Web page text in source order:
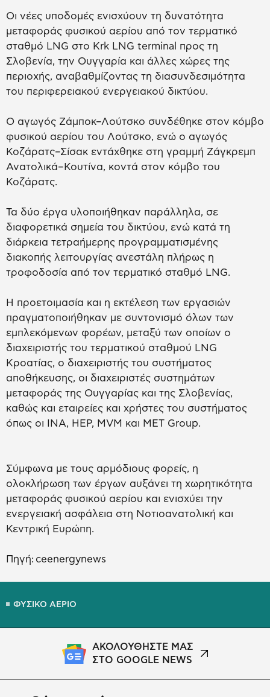
Οι νέες υποδομές ενισχύουν τη δυνατότητα
μεταφοράς φυσικού αερίου από τον τερματικό
σταθμό LNG στο Krk LNG terminal προς τη
Σλοβενία, την Ουγγαρία και άλλες χώρες της
περιοχής, αναβαθμίζοντας τη διασυνδεσιμότητα
του περιφερειακού ενεργειακού δικτύου.
Ο αγωγός Ζάμποκ–Λούτσκο συνδέθηκε στον κόμβο
φυσικού αερίου του Λούτσκο, ενώ ο αγωγός
Κοζάρατς–Σίσακ εντάχθηκε στη γραμμή Ζάγκρεμπ
Ανατολικά–Κουτίνα, κοντά στον κόμβο του
Κοζάρατς.
Τα δύο έργα υλοποιήθηκαν παράλληλα, σε
διαφορετικά σημεία του δικτύου, ενώ κατά τη
διάρκεια τετραήμερης προγραμματισμένης
διακοπής λειτουργίας ανεστάλη πλήρως η
τροφοδοσία από τον τερματικό σταθμό LNG.
Η προετοιμασία και η εκτέλεση των εργασιών
πραγματοποιήθηκαν με συντονισμό όλων των
εμπλεκόμενων φορέων, μεταξύ των οποίων ο
διαχειριστής του τερματικού σταθμού LNG
Κροατίας, ο διαχειριστής του συστήματος
αποθήκευσης, οι διαχειριστές συστημάτων
μεταφοράς της Ουγγαρίας και της Σλοβενίας,
καθώς και εταιρείες και χρήστες του συστήματος
όπως οι INA, HEP, MVM και MET Group.
Σύμφωνα με τους αρμόδιους φορείς, η
ολοκλήρωση των έργων αυξάνει τη χωρητικότητα
μεταφοράς φυσικού αερίου και ενισχύει την
ενεργειακή ασφάλεια στη Νοτιοανατολική και
Κεντρική Ευρώπη.
Πηγή: ceenergynews
ΦΥΣΙΚΟ ΑΕΡΙΟ
ΑΚΟΛΟΥΘΗΣΤΕ ΜΑΣ
ΣΤΟ GOOGLE NEWS